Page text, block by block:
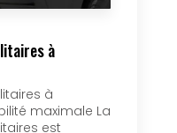
à
à
maximale La
est